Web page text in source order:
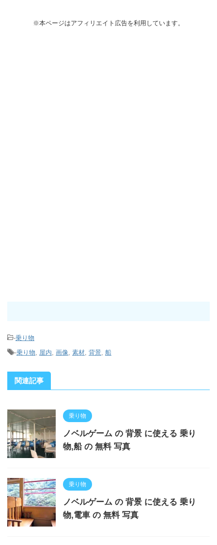
※本ページはアフィリエイト広告を利用しています。
-乗り物
-乗り物 屋内 画像 素材 背景 船
関連記事
乗り物
ノベルゲーム の 背景 に使える 乗り
物,船 の 無料 写真
乗り物
ノベルゲーム の 背景 に使える 乗り
物,電車 の 無料 写真